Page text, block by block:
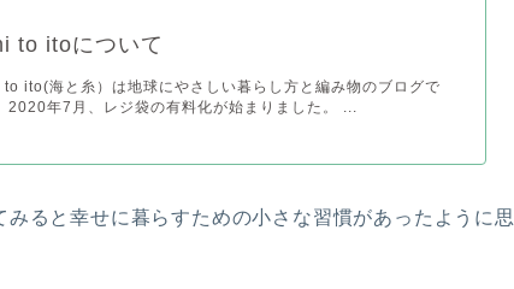
to itoについて
ito(海と糸）は地球にやさしい暮らし方と編み物のブログで
2020年7月、レジ袋の有料化が始まりました。 ...
ると幸せに暮らすための小さな習慣があったように思